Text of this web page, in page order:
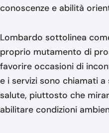
conoscenze e abilità
Lombardo sottolinea
proprio mutamento di
favorire occasioni di
e i servizi sono chiamati
salute, piuttosto che
abilitare condizioni